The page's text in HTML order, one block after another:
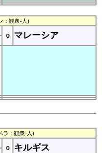
：観衆-人)
０
マレーシア
ラ：観衆-人)
０
キルギス